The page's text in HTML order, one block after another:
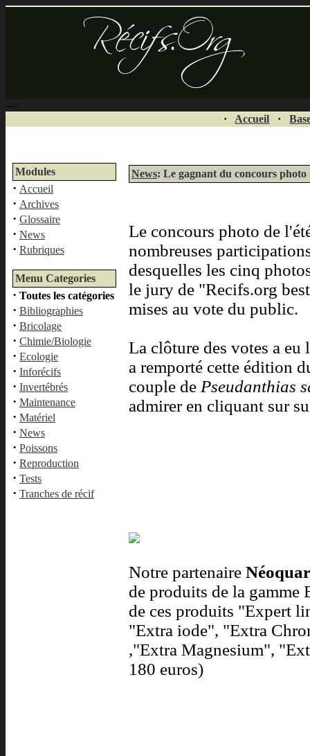
-->
· Accueil ·
Modules
· Accueil
· Archives
· Glossaire
· News
· Rubriques
Menu Categories
· Toutes les catégories
· Bibliographies
· Bricolage
· Chimie/Biologie
· Ecologie
· Inforécifs
· Invertébrés
· Maintenance
· Matériel
· News
· Poissons
· Reproduction
· Tests
· Tranches de récif
News: Le gagnant du concours
Le concours photo de
nombreuses
desquelles les cinq
le jury de "Recifs.org
mises au vote du public.
La clôture des votes a eu
a remporté cette édition
couple de Pseudanthias
admirer en cliquant sur
Notre partenaire
de produits de la gamme
de ces produits "Expert
"Extra iode", "Extra
,"Extra Magnesium",
180 euros)